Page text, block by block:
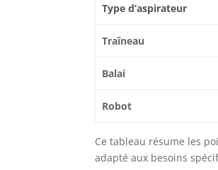
Type d’aspirateur
Traîneau
Balai
Robot
Ce tableau résume les
adapté aux besoins